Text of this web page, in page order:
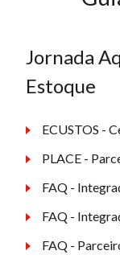
Jornada
Estoque
ECUSTOS -
PLACE -
FAQ -
FAQ -
FAQ -